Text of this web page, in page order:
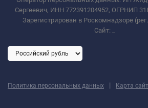
Сергеевич, ИНН 772391204952, ОГРНИП
Зарегистрирован в Роскомнадзоре
Сайт:
Политика персональных данных | Карта